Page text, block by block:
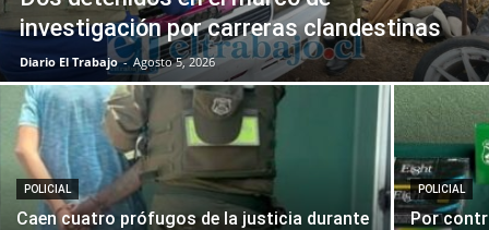
investigación por carreras clandestinas
Diario El Trabajo - Agosto 5, 2026
POLICIAL
Caen cuatro prófugos de la justicia durante
POLICIAL
Por